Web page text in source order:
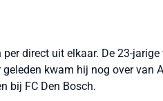
direct uit elkaar. De 23-
geleden kwam hij nog over van
bij FC Den Bosch.